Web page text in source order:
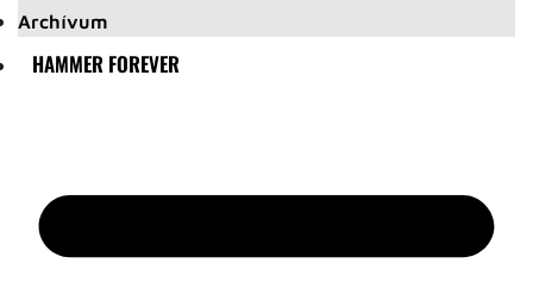
Archívum
HAMMER FOREVER